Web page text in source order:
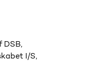
DSB,
I/S,